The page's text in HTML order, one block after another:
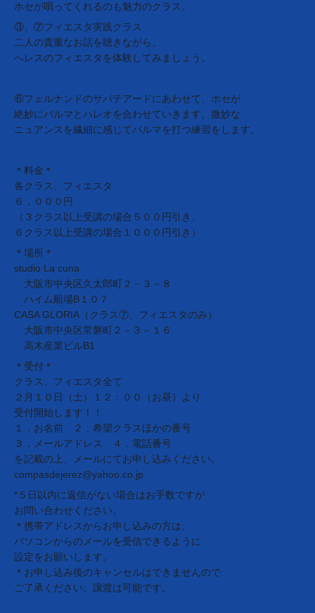
ホセが唄ってくれるのも魅力のクラス。
③、⑦フィエスタ実践クラス
二人の貴重なお話を聴きながら、
へレスのフィエスタを体験してみましょう。
⑥フェルナンドのサパテアードにあわせて、ホセが
絶妙にパルマとハレオを合わせていきます。微妙な
ニュアンスを繊細に感じてパルマを打つ練習をします。
＊料金＊
各クラス、フィエスタ
６，０００円
（３クラス以上受講の場合５００円引き、
６クラス以上受講の場合１０００円引き）
＊場所＊
studio La cuna
大阪市中央区久太郎町２－３－８
ハイム船場B１０７
CASA GLORIA（クラス⑦、フィエスタのみ）
大阪市中央区常磐町２－３－１６
高木産業ビルB1
＊受付＊
クラス、フィエスタ全て
２月１０日（土）１２：００（お昼）より
受付開始します！！
１．お名前 ２．希望クラスほかの番号
３．メールアドレス ４．電話番号
を記載の上、メールにてお申し込みください。
compasdejerez@yahoo.co.jp
*５日以内に返信がない場合はお手数ですが
お問い合わせください。
＊携帯アドレスからお申し込みの方は、
パソコンからのメールを受信できるように
設定をお願いします。
＊お申し込み後のキャンセルはできませんので
ご了承ください。譲渡は可能です。